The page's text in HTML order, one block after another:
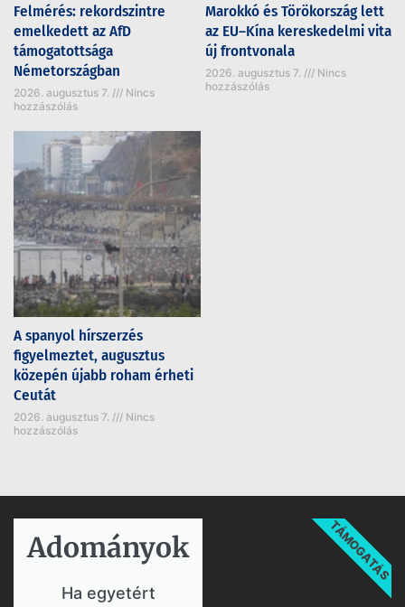
Felmérés: rekordszintre
emelkedett az AfD
támogatottsága
Németországban
2026. augusztus 7.
Nincs
hozzászólás
Marokkó és Törökország lett
az EU–Kína kereskedelmi vita
új frontvonala
2026. augusztus 7.
Nincs
hozzászólás
A spanyol hírszerzés
figyelmeztet, augusztus
közepén újabb roham érheti
Ceutát
2026. augusztus 7.
Nincs
hozzászólás
Adományok​
Ha egyetért
TÁMOGATÁS